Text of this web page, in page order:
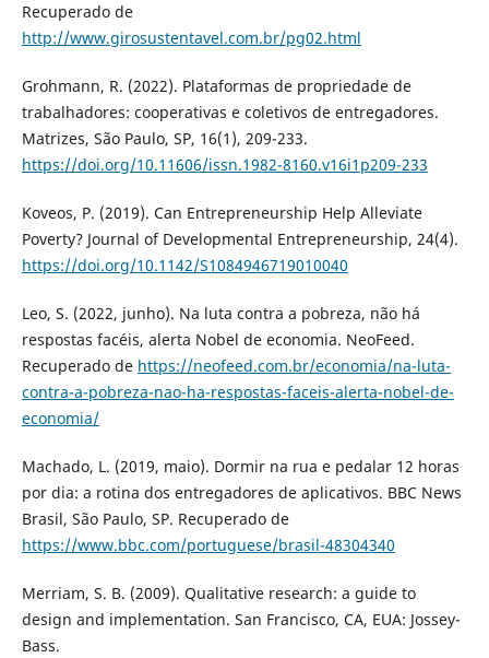
Recuperado de
http://www.girosustentavel.com.br/pg02.html
Grohmann, R. (2022). Plataformas de propriedade de
trabalhadores: cooperativas e coletivos de entregadores.
Matrizes, São Paulo, SP, 16(1), 209-233.
https://doi.org/10.11606/issn.1982-8160.v16i1p209-233
Koveos, P. (2019). Can Entrepreneurship Help Alleviate
Poverty? Journal of Developmental Entrepreneurship, 24(4).
https://doi.org/10.1142/S1084946719010040
Leo, S. (2022, junho). Na luta contra a pobreza, não há
respostas facéis, alerta Nobel de economia. NeoFeed.
Recuperado de https://neofeed.com.br/economia/na-luta-
contra-a-pobreza-nao-ha-respostas-faceis-alerta-nobel-de-
economia/
Machado, L. (2019, maio). Dormir na rua e pedalar 12 horas
por dia: a rotina dos entregadores de aplicativos. BBC News
Brasil, São Paulo, SP. Recuperado de
https://www.bbc.com/portuguese/brasil-48304340
Merriam, S. B. (2009). Qualitative research: a guide to
design and implementation. San Francisco, CA, EUA: Jossey-
Bass.